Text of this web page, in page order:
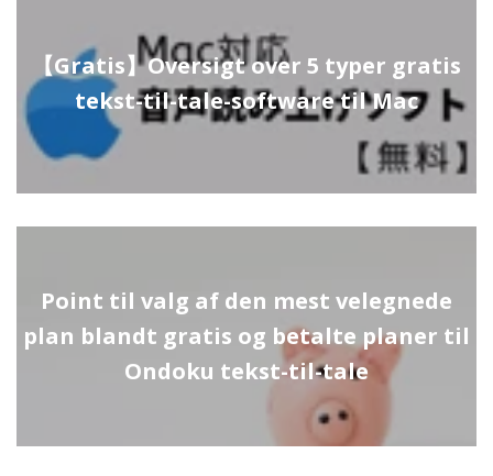
【Gratis】Oversigt over 5 typer gratis
tekst-til-tale-software til Mac
Point til valg af den mest velegnede
plan blandt gratis og betalte planer til
Ondoku tekst-til-tale